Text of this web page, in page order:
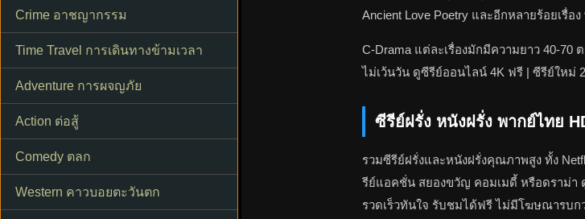
Crime อาชญากรรม
Time Travel การเดินทางข้ามเวลา
Adventure การผจญภัย
Action ต่อสู้
Comedy ตลก
Western คาวบอยตะวันตก
Ancient Love Poetry และอีกหลายร้อยเรื่
C-Drama แต่ละเรื่องมักมีความยาว 40-
ไม่เว้นวัน ดูซีรีย์ออนไลน์ 4K ฟรี | ซีรีย์ให
ซีรีย์ฝรั่ง หนังฝรั่ง พากย์ไทย
รวมซีรีย์ฝรั่งและหนังฝรั่งคุณภาพสูง ทั้ง
รีย์แอคชั่น สยองขวัญ คอมเมดี้ หรือดราม่า
รวดเร็วทันใจ รับชมได้ฟรี ไม่มีโฆษณารบก